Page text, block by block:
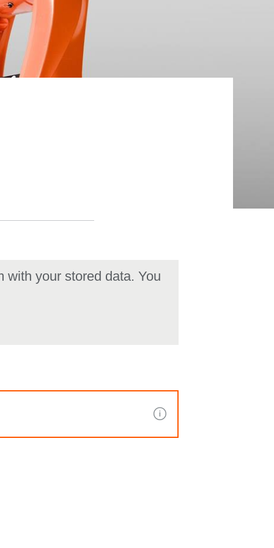
your stored data. You